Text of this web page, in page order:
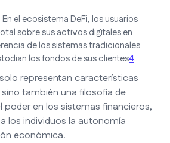
: En el ecosistema DeFi, los usuarios
sobre sus activos digitales en
de los sistemas tradicionales
los fondos de sus clientes4.
representan características
también una filosofía de
poder en los sistemas financieros,
los individuos la autonomía
económica.